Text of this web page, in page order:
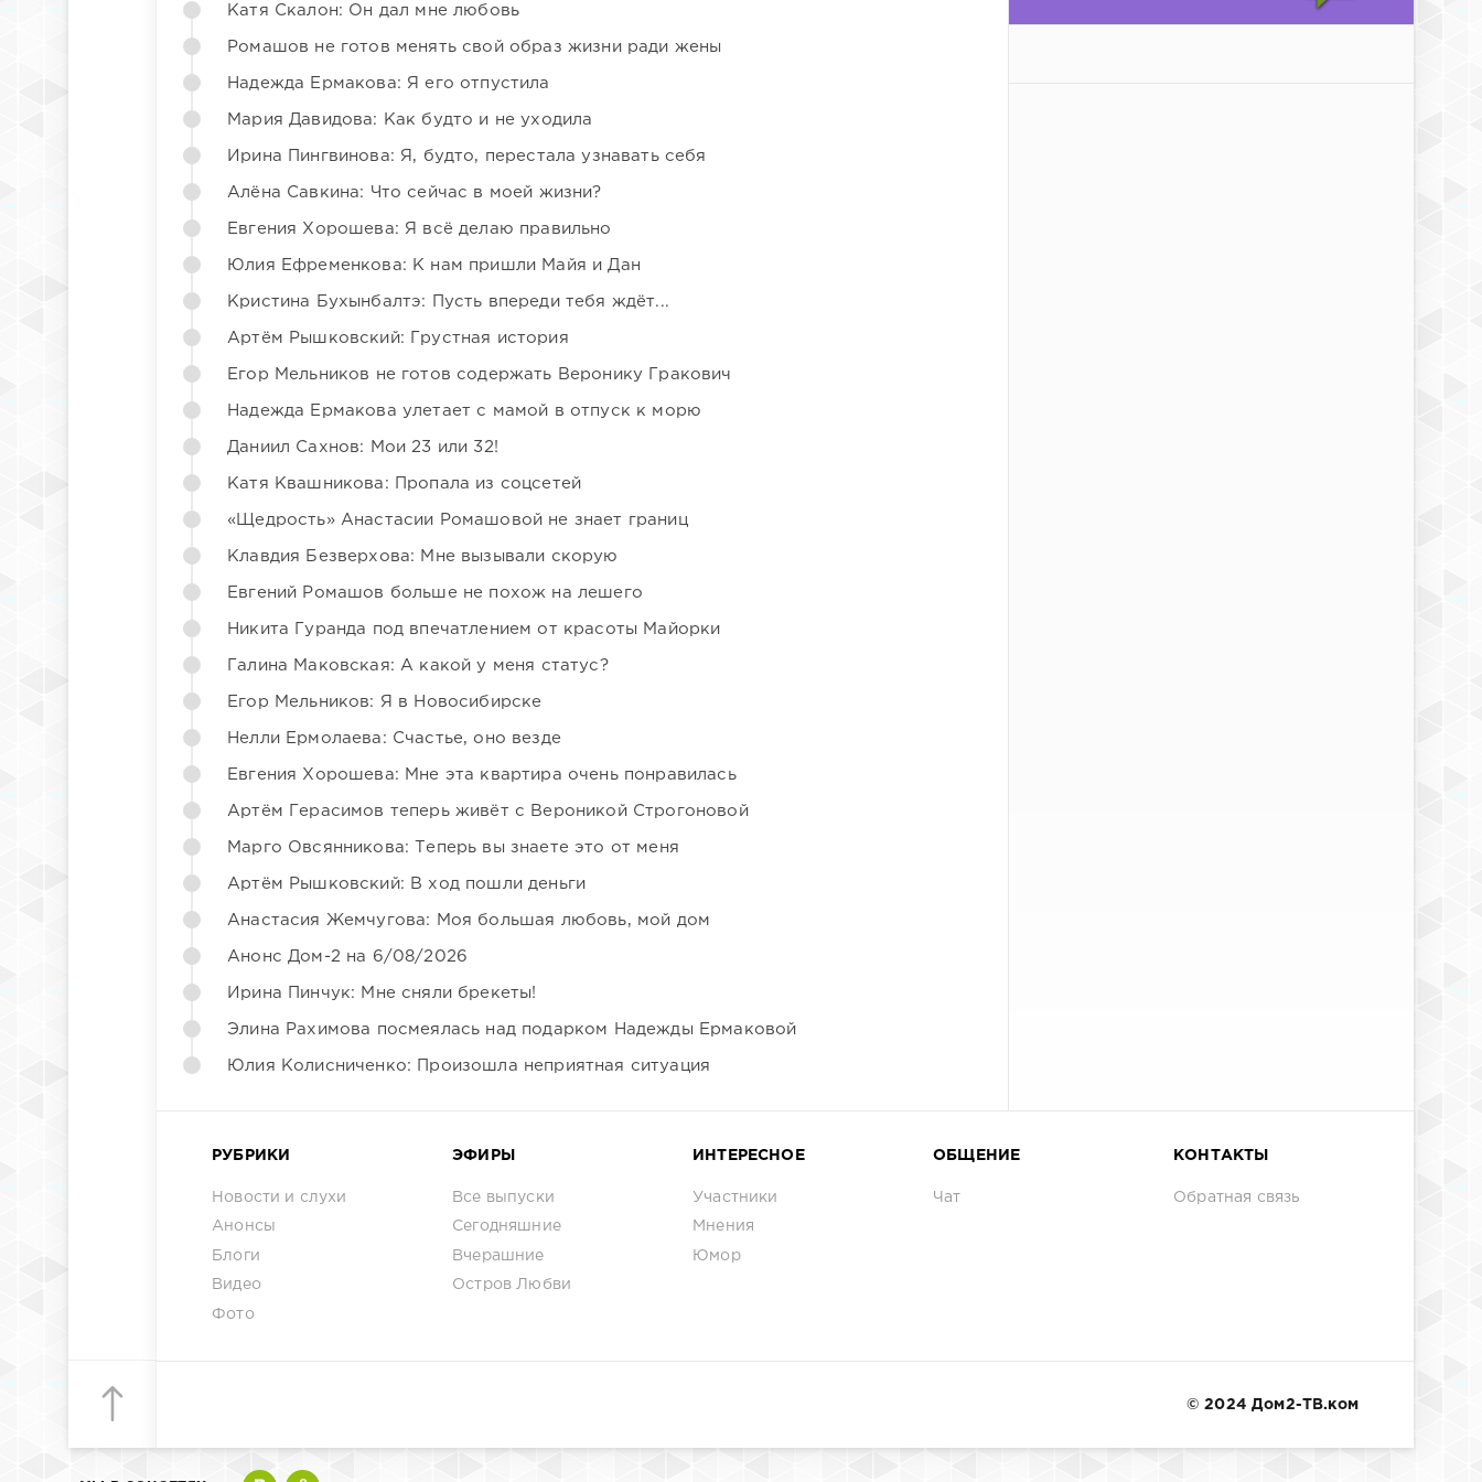
Катя Скалон: Он дал мне любовь
Ромашов не готов менять свой образ жизни ради жены
Надежда Ермакова: Я его отпустила
Мария Давидова: Как будто и не уходила
Ирина Пингвинова: Я, будто, перестала узнавать себя
Алёна Савкина: Что сейчас в моей жизни?
Евгения Хорошева: Я всё делаю правильно
Юлия Ефременкова: К нам пришли Майя и Дан
Кристина Бухынбалтэ: Пусть впереди тебя ждёт...
Артём Рышковский: Грустная история
Егор Мельников не готов содержать Веронику Гракович
Надежда Ермакова улетает с мамой в отпуск к морю
Даниил Сахнов: Мои 23 или 32!
Катя Квашникова: Пропала из соцсетей
«Щедрость» Анастасии Ромашовой не знает границ
Клавдия Безверхова: Мне вызывали скорую
Евгений Ромашов больше не похож на лешего
Никита Гуранда под впечатлением от красоты Майорки
Галина Маковская: А какой у меня статус?
Егор Мельников: Я в Новосибирске
Нелли Ермолаева: Счастье, оно везде
Евгения Хорошева: Мне эта квартира очень понравилась
Артём Герасимов теперь живёт с Вероникой Строгоновой
Марго Овсянникова: Теперь вы знаете это от меня
Артём Рышковский: В ход пошли деньги
Анастасия Жемчугова: Моя большая любовь, мой дом
Анонс Дом-2 на 6/08/2026
Ирина Пинчук: Мне сняли брекеты!
Элина Рахимова посмеялась над подарком Надежды Ермаковой
Юлия Колисниченко: Произошла неприятная ситуация
РУБРИКИ
Новости и слухи
Анонсы
Блоги
Видео
Фото
ЭФИРЫ
Все выпуски
Сегодняшние
Вчерашние
Остров Любви
ИНТЕРЕСНОЕ
Участники
Мнения
Юмор
ОБЩЕНИЕ
Чат
КОНТАКТЫ
Обратная связь
© 2024 Дом2-ТВ.ком